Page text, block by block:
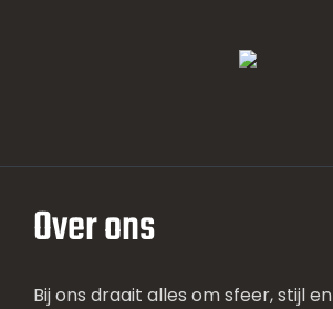
Over ons
Bij ons draait alles om sfeer, stijl en